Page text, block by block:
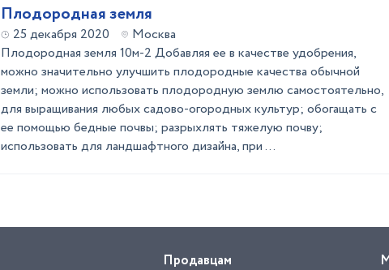
Плодородная земля
25 декабря 2020
Москва
Плодородная земля 10м-2 Добавляя ее в качестве удобрения,
можно значительно улучшить плодородные качества обычной
земли; можно использовать плодородную землю самостоятельно,
для выращивания любых садово-огородных культур; обогащать с
ее помощью бедные почвы; разрыхлять тяжелую почву;
использовать для ландшафтного дизайна, при ...
Продавцам